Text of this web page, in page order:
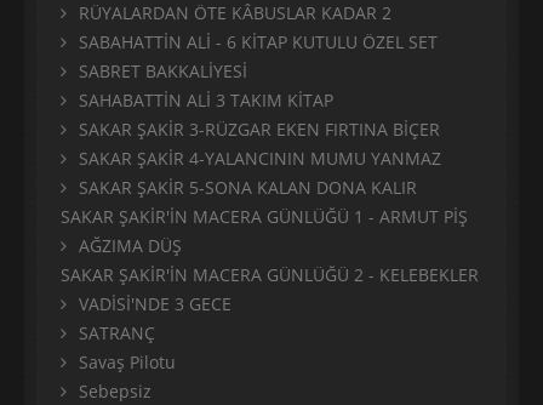
RÜYALARDAN ÖTE KÂBUSLAR KADAR 2
SABAHATTİN ALİ - 6 KİTAP KUTULU ÖZEL SET
SABRET BAKKALİYESİ
SAHABATTİN ALİ 3 TAKIM KİTAP
SAKAR ŞAKİR 3-RÜZGAR EKEN FIRTINA BİÇER
SAKAR ŞAKİR 4-YALANCININ MUMU YANMAZ
SAKAR ŞAKİR 5-SONA KALAN DONA KALIR
SAKAR ŞAKİR'İN MACERA GÜNLÜĞÜ 1 - ARMUT PİŞ
AĞZIMA DÜŞ
SAKAR ŞAKİR'İN MACERA GÜNLÜĞÜ 2 - KELEBEKLER
VADİSİ'NDE 3 GECE
SATRANÇ
Savaş Pilotu
Sebepsiz